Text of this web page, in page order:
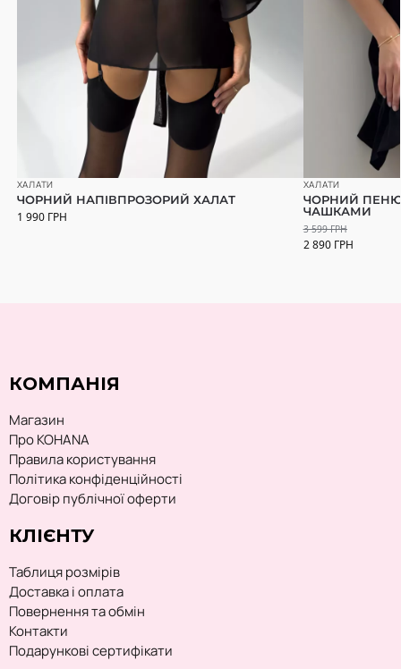
ХАЛАТИ
ЧОРНИЙ НАПІВПРОЗОРИЙ ХАЛАТ
1 990 ГРН
ХАЛАТИ
ЧОРНИЙ
ЧАШКАМИ
3 599ГРН
2 890 ГРН
КОМПАНІЯ
Магазин
Про KOHANA
Правила користування
Політика конфіденційності
Договір публічної оферти
КЛІЄНТУ
Таблиця розмірів
Доставка і оплата
Повернення та обмін
Контакти
Подарункові сертифікати